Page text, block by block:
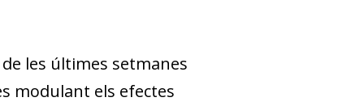
les últimes setmanes
modulant els efectes